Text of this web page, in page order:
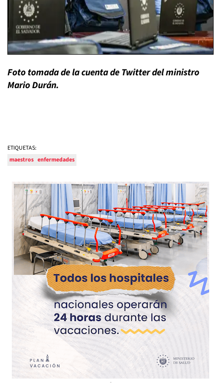
Foto tomada de la cuenta de Twitter del ministro
Mario Durán.
ETIQUETAS:
maestros enfermedades